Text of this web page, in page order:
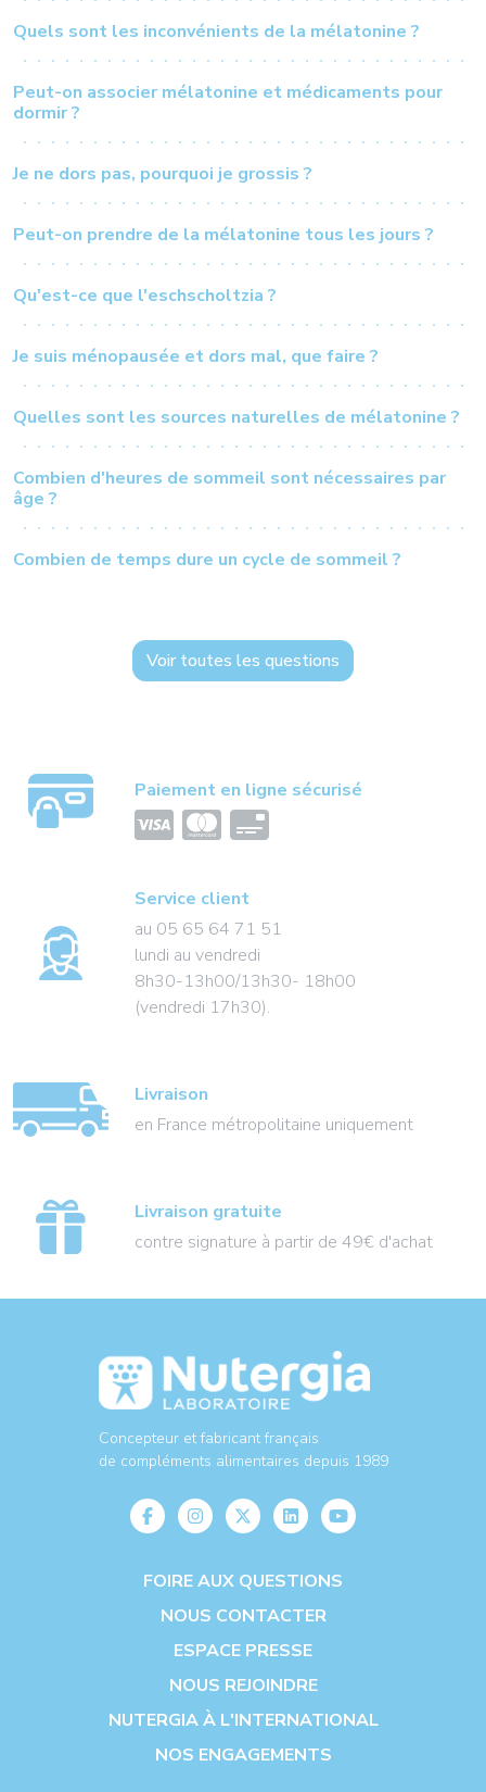
Quels sont les inconvénients de la mélatonine ?
Peut-on associer mélatonine et médicaments pour
dormir ?
Je ne dors pas, pourquoi je grossis ?
Peut-on prendre de la mélatonine tous les jours ?
Qu'est-ce que l'eschscholtzia ?
Je suis ménopausée et dors mal, que faire ?
Quelles sont les sources naturelles de mélatonine ?
Combien d'heures de sommeil sont nécessaires par
âge ?
Combien de temps dure un cycle de sommeil ?
Voir toutes les questions
Paiement en ligne sécurisé
Service client
au 05 65 64 71 51
lundi au vendredi
8h30-13h00/13h30- 18h00
(vendredi 17h30).
Livraison
en France métropolitaine uniquement
Livraison gratuite
contre signature à partir de 49€ d'achat
Concepteur et fabricant français
de compléments alimentaires depuis 1989
FOIRE AUX QUESTIONS
NOUS CONTACTER
ESPACE PRESSE
NOUS REJOINDRE
NUTERGIA À L'INTERNATIONAL
NOS ENGAGEMENTS